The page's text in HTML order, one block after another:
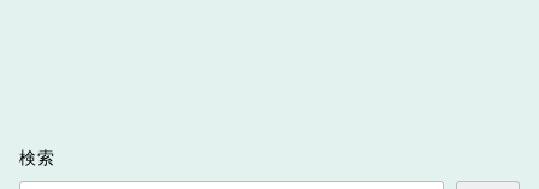
検索